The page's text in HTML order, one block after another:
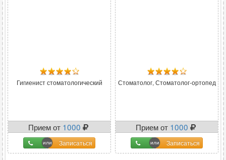
Гигиенист стоматологический
Прием от 1000
Записаться
Стоматолог, Стоматолог-ортопед
Прием от 1000
Записаться